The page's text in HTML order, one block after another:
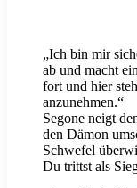
„Ich bin mir
ab und macht
fort und hier
anzunehmen.“
Segone neigt
den Dämon
Schwefel
Du trittst als